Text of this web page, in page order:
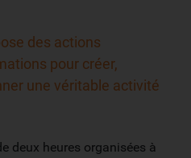
des actions
pour créer,
une véritable activité
deux heures organisées à